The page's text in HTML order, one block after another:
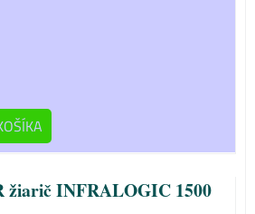
žiarič INFRALOGIC 1500